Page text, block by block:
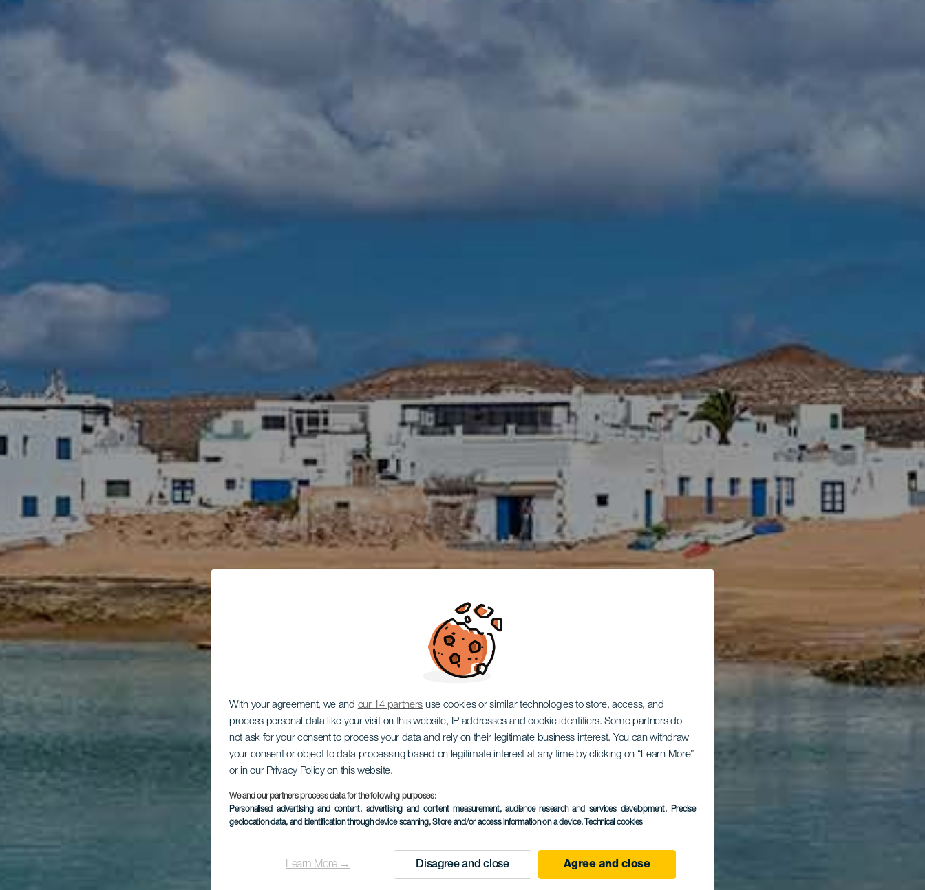
With your agreement, we and our 14 partners use cookies or similar technologies to store, access, and
process personal data like your visit on this website, IP addresses and cookie identifiers. Some partners do
not ask for your consent to process your data and rely on their legitimate business interest. You can withdraw
your consent or object to data processing based on legitimate interest at any time by clicking on “Learn More”
or in our Privacy Policy on this website.
We and our partners process data for the following purposes:
Personalised advertising and content, advertising and content measurement, audience research and services development, Precise
geolocation data, and identification through device scanning, Store and/or access information on a device, Technical cookies
Learn More → Disagree and close Agree and close